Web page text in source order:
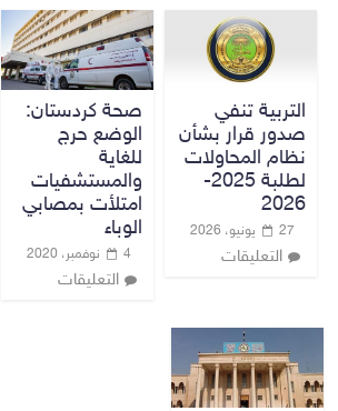
التربية تنفي
صدور قرار بشأن
نظام المحاولات
لطلبة 2025-
2026
27 يونيو، 2026
التعليقات
صحة كردستان:
الوضع حرج
للغاية
والمستشفيات
امتلأت بمصابي
الوباء
4 نوفمبر، 2020
التعليقات